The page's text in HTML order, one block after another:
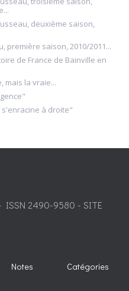
deuxième saison,
première saison, 2010/2011...
de France de Bainville en
mais la vraie...
s'enracine à droite"
ISSN 2490-9580 - SITE
Notes Catégories